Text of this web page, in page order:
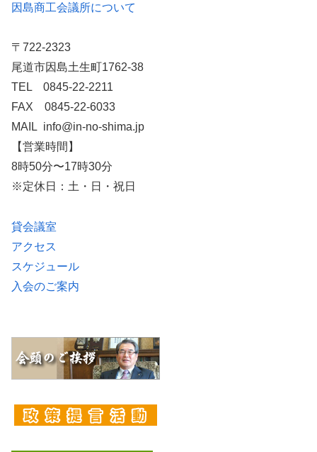
因島商工会議所について
〒722-2323
尾道市因島土生町1762-38
TEL 0845-22-2211
FAX 0845-22-6033
MAIL info@in-no-shima.jp
【営業時間】
8時50分〜17時30分
※定休日：土・日・祝日
貸会議室
アクセス
スケジュール
入会のご案内